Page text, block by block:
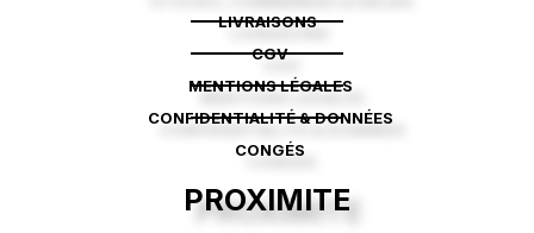
LIVRAISONS
CGV
MENTIONS LÉGALES
CONFIDENTIALITÉ & DONNÉES
CONGÉS
PROXIMITE